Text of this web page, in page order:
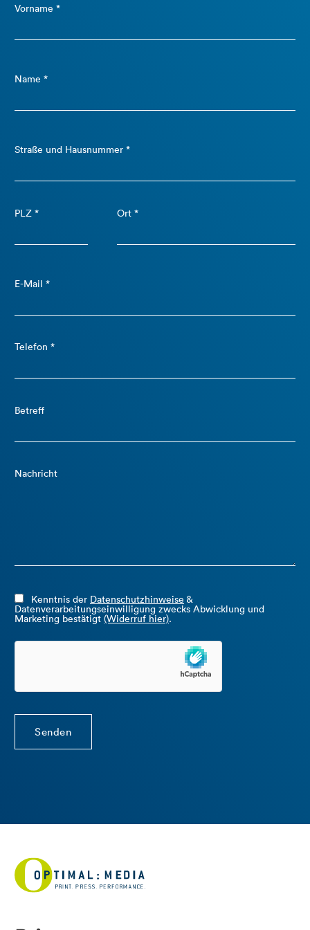
Vorname *
Name *
Straße und Hausnummer *
PLZ * Ort *
E-Mail *
Telefon *
Betreff
Nachricht
Kenntnis der Datenschutzhinweise &
Datenverarbeitungseinwilligung zwecks Abwicklung und
Marketing bestätigt (Widerruf hier).